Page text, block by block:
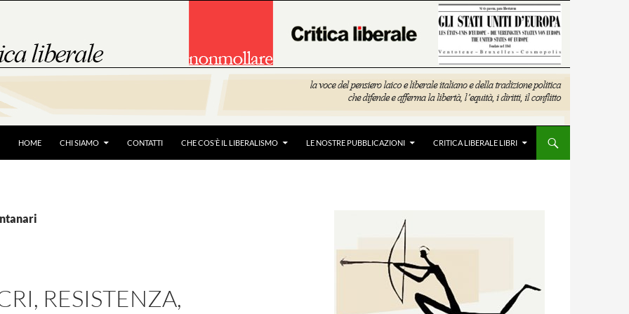
HOME CHI SIAMO CONTATTI CHE COS’È IL LIBERALISMO LE NOSTRE PUBBLICAZIONI CRITICA LIBERALE LIBRI
RESISTENZA,